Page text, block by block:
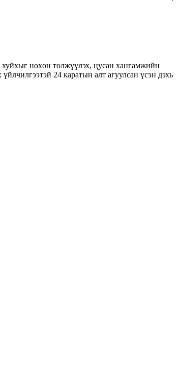
нөхөн төлжүүлэх, цусан хангамжийн
24 каратын алт агуулсан үсэн дэхь